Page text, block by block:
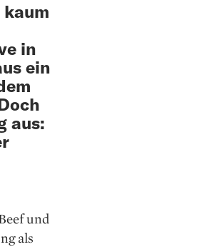
in
ein
aus:
und
als